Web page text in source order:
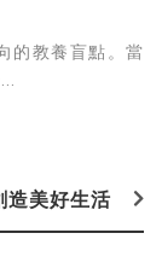
的教養盲點。當
造美好生活